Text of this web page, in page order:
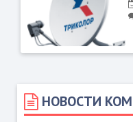
НОВОСТИ